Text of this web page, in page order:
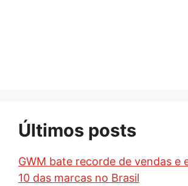
Últimos posts
GWM bate recorde de vendas e
10 das marcas no Brasil